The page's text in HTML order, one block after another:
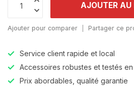
AJOUTER AU
Ajouter pour comparer Partager ce
Service client rapide et local
Accessoires robustes et testés
Prix abordables, qualité garantie